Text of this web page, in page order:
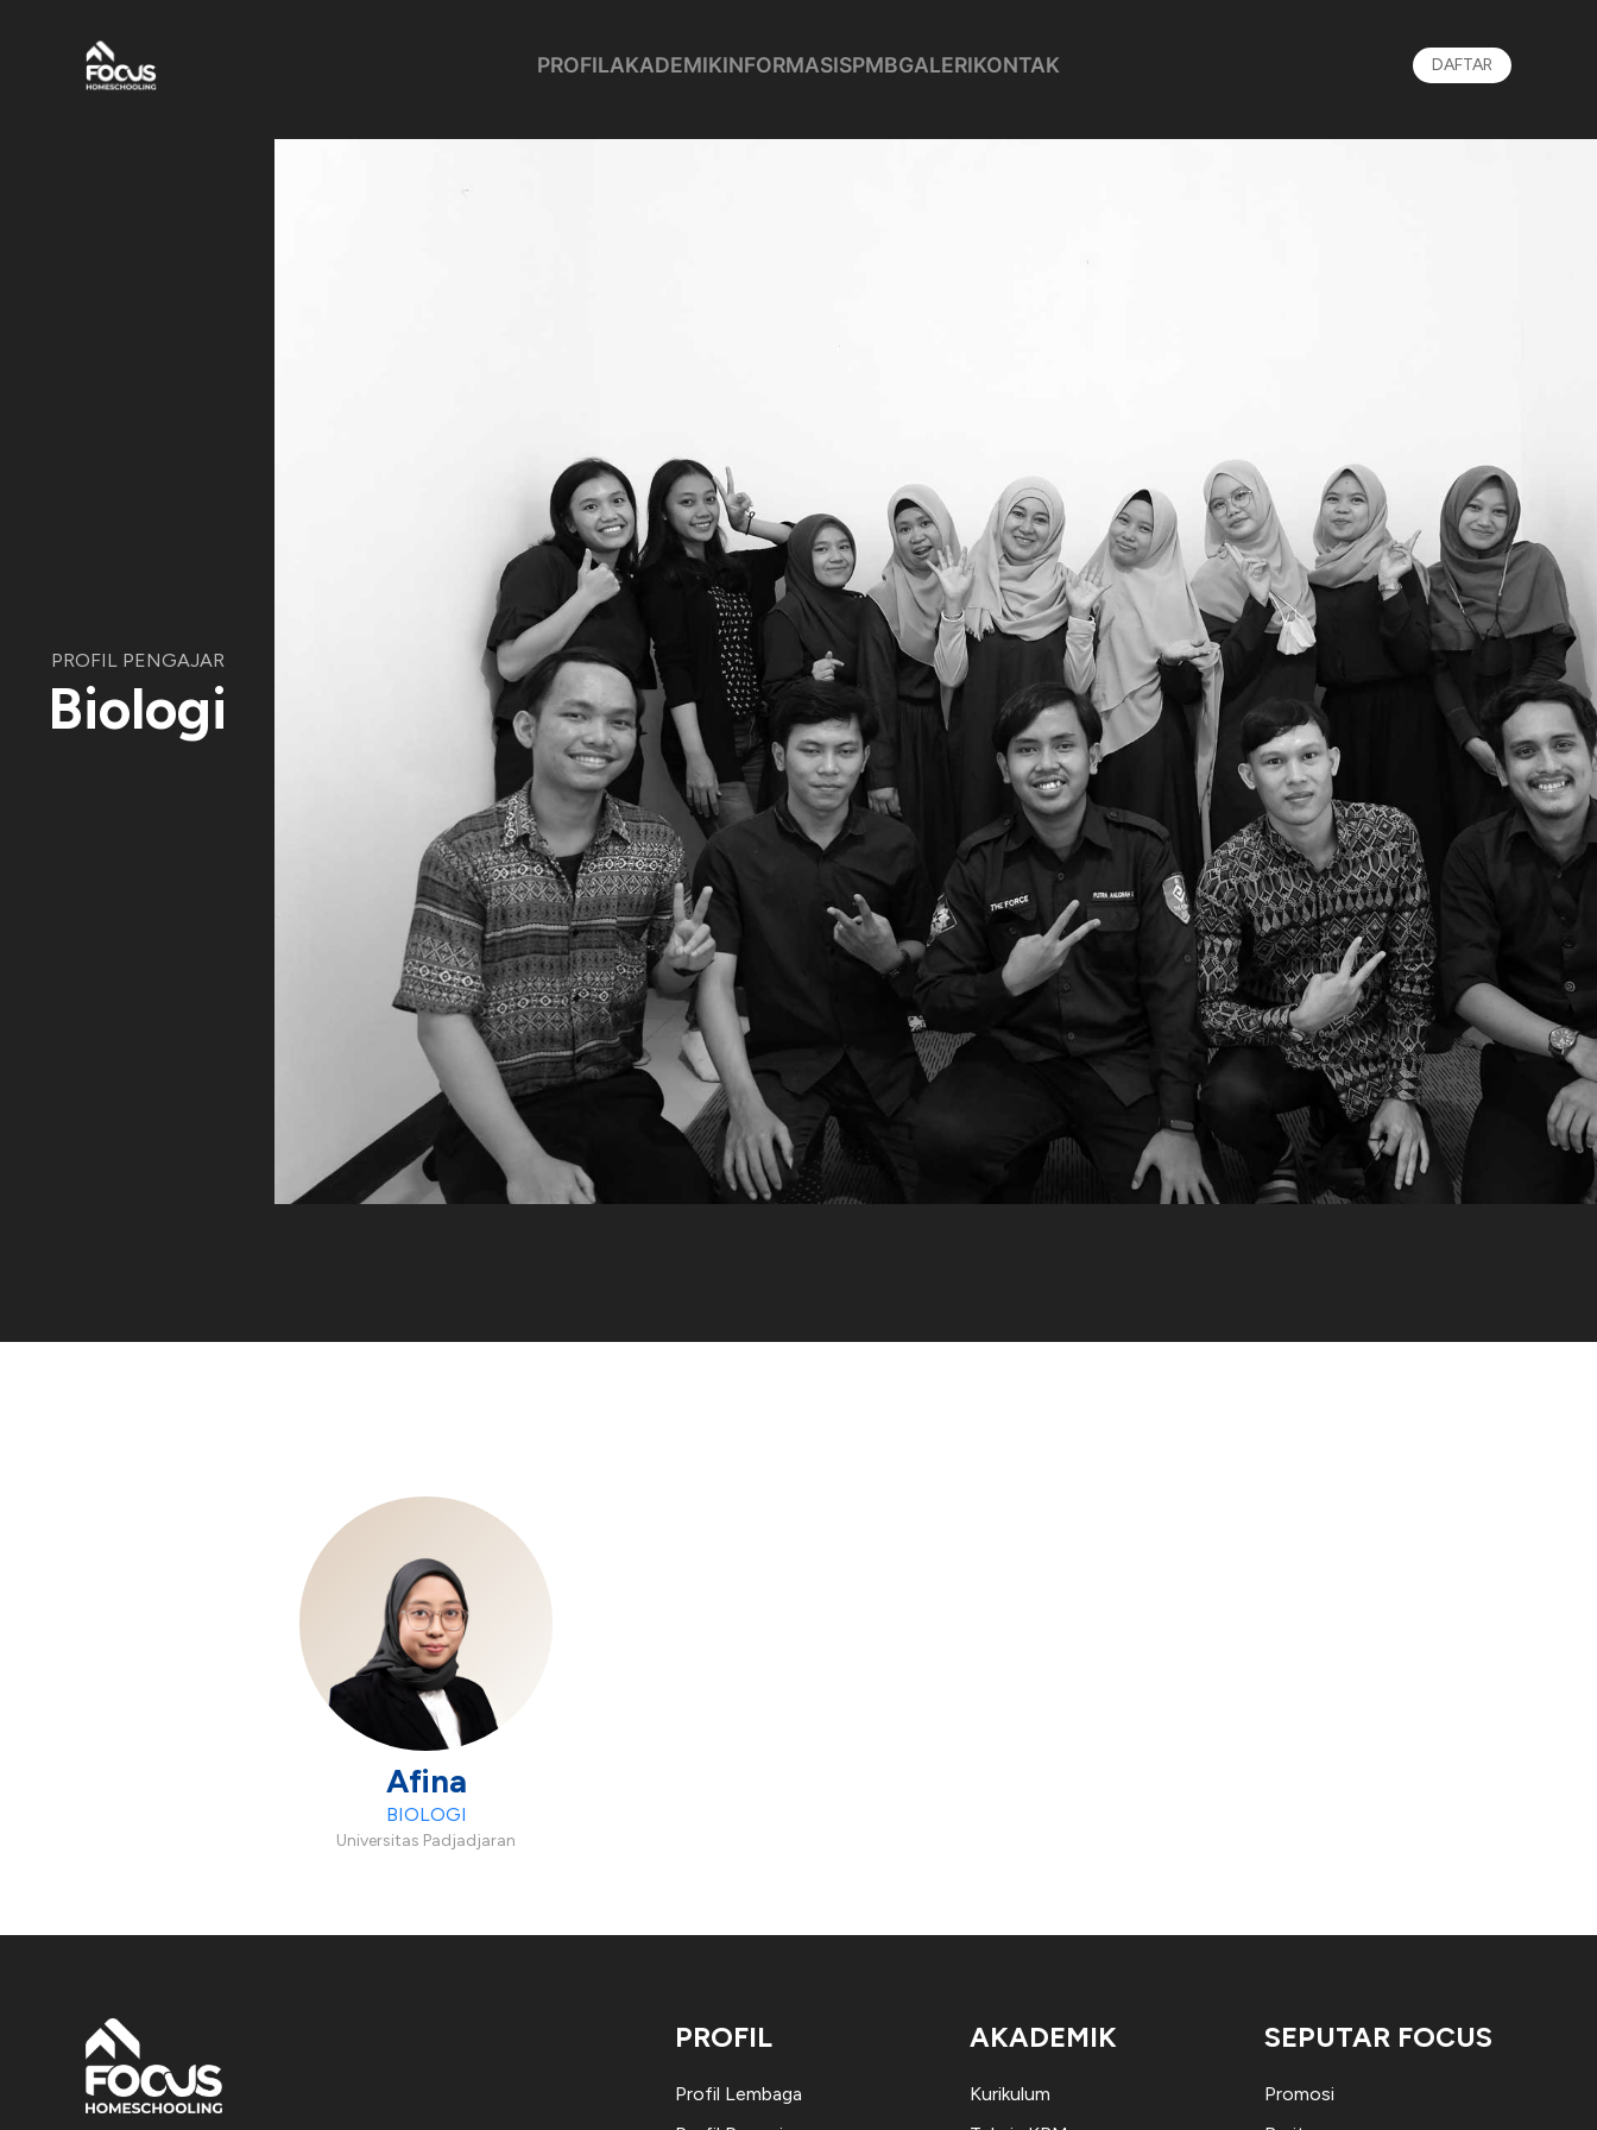
PROFILAKADEMIKINFORMASISPMBGALERIKONTAK DAFTAR
PROFIL PENGAJAR
Biologi
Afina
BIOLOGI
Universitas Padjadjaran
PROFIL
Profil Lembaga
AKADEMIK
Kurikulum
SEPUTAR FOCUS
Promosi